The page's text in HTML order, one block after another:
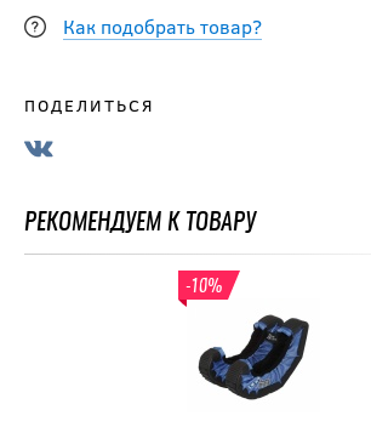
Как подобрать товар?
ПОДЕЛИТЬСЯ
РЕКОМЕНДУЕМ К ТОВАРУ
-10%